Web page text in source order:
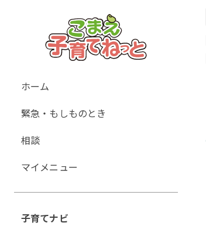
グ
ー
ル
ナ
ゲ
シ
ホーム
緊急・もしものとき
相談
マイメニュー
子育てナビ